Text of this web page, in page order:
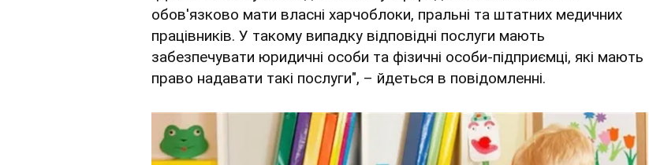
обов'язково мати власні харчоблоки, пральні та штатних медичних
працівників. У такому випадку відповідні послуги мають
забезпечувати юридичні особи та фізичні особи-підприємці, які мають
право надавати такі послуги", – йдеться в повідомленні.